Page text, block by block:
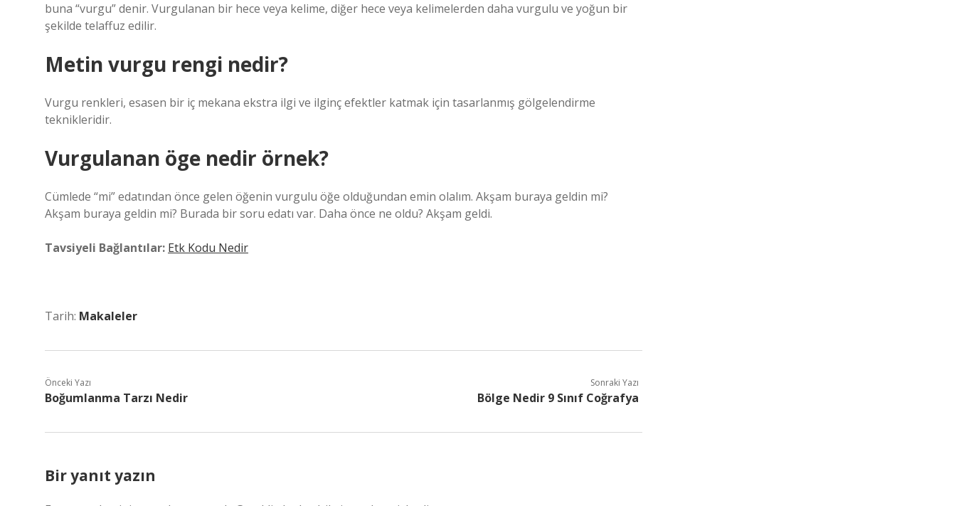
buna “vurgu” denir. Vurgulanan bir hece veya kelime, diğer hece veya kelimelerden daha vurgulu ve yoğun bir
şekilde telaffuz edilir.
Metin vurgu rengi nedir?
Vurgu renkleri, esasen bir iç mekana ekstra ilgi ve ilginç efektler katmak için tasarlanmış gölgelendirme
teknikleridir.
Vurgulanan öge nedir örnek?
Cümlede “mi” edatından önce gelen öğenin vurgulu öğe olduğundan emin olalım. Akşam buraya geldin mi?
Akşam buraya geldin mi? Burada bir soru edatı var. Daha önce ne oldu? Akşam geldi.
Tavsiyeli Bağlantılar: Etk Kodu Nedir
Tarih: Makaleler
Önceki Yazı
Boğumlanma Tarzı Nedir
Sonraki Yazı
Bölge Nedir 9 Sınıf Coğrafya
Bir yanıt yazın